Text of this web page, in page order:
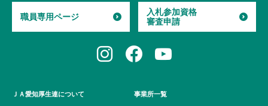
ＪＡ愛知厚生連について 事業所一覧
職員専用ページ
入札参加資格
審査申請